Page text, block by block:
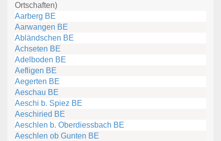
Ortschaften)
Aarberg BE
Aarwangen BE
Abländschen BE
Achseten BE
Adelboden BE
Aefligen BE
Aegerten BE
Aeschau BE
Aeschi b. Spiez BE
Aeschiried BE
Aeschlen b. Oberdiessbach BE
Aeschlen ob Gunten BE